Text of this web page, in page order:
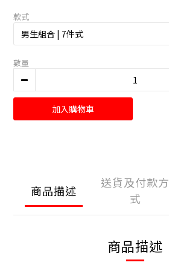
款式
數量
加入購物車
商品描述
送貨及付款方
式
商品描述